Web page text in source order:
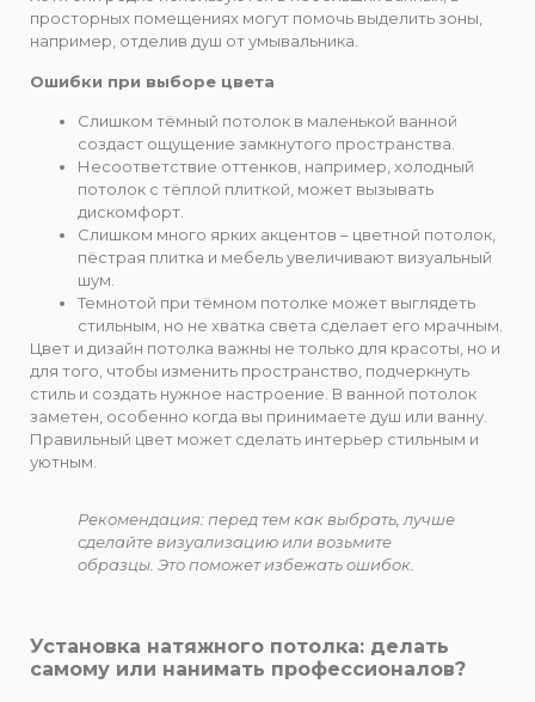
просторных помещениях могут помочь выделить зоны,
например, отделив душ от умывальника.
Ошибки при выборе цвета
Слишком тёмный потолок в маленькой ванной
создаст ощущение замкнутого пространства.
Несоответствие оттенков, например, холодный
потолок с тёплой плиткой, может вызывать
дискомфорт.
Слишком много ярких акцентов – цветной потолок,
пёстрая плитка и мебель увеличивают визуальный
шум.
Темнотой при тёмном потолке может выглядеть
стильным, но не хватка света сделает его мрачным.
Цвет и дизайн потолка важны не только для красоты, но и
для того, чтобы изменить пространство, подчеркнуть
стиль и создать нужное настроение. В ванной потолок
заметен, особенно когда вы принимаете душ или ванну.
Правильный цвет может сделать интерьер стильным и
уютным.
Рекомендация: перед тем как выбрать, лучше
сделайте визуализацию или возьмите
образцы. Это поможет избежать ошибок.
Установка натяжного потолка: делать
самому или нанимать профессионалов?